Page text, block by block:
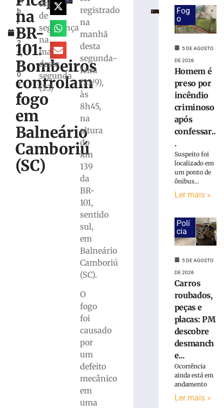
b
r
o
2
3,
2
0
2
4
na
BR-
101:
Bombeiros
controlam
fogo
em
Balneário
Camboriú
(SC)
órgãos
de
segurança
na
manhã
desta
segunda
(23)
registrado
na
manhã
desta
segunda-
feira
(23/9),
às
8h45,
na
altura
do
km
139
da
BR-
101,
sentido
sul,
em
Balneário
Camboriú
(SC).
O
fogo
foi
causado
por
um
defeito
mecânico
em
uma
incêndio
criminoso
confessar
Polícia
Militar
desviar
colidir
contra
Fog
o
5 DE AGOSTO
DE 2026
Homem é
preso por
incêndio
criminoso
após
confessar..
.
Suspeito foi
localizado em
um ponto de
ônibus...
Ler mais »
Polí
cia
5 DE AGOSTO
DE 2026
Carros
roubados,
peças e
placas: PM
descobre
desmanch
e...
Ocorrência
ainda está em
andamento
Ler mais »